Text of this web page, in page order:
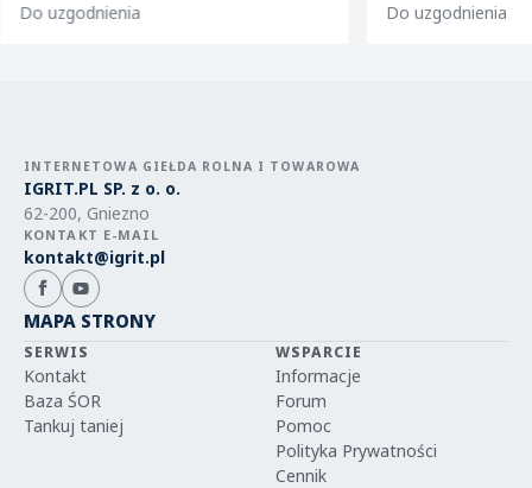
Do uzgodnienia
m9 -paulared m9/
Do uzgodnienia
INTERNETOWA GIEŁDA ROLNA I TOWAROWA
IGRIT.PL SP. z o. o.
62-200, Gniezno
KONTAKT E-MAIL
kontakt@igrit.pl
MAPA STRONY
SERWIS
Kontakt
Baza ŚOR
Tankuj taniej
WSPARCIE
Informacje
Forum
Pomoc
Polityka Prywatności
Cennik